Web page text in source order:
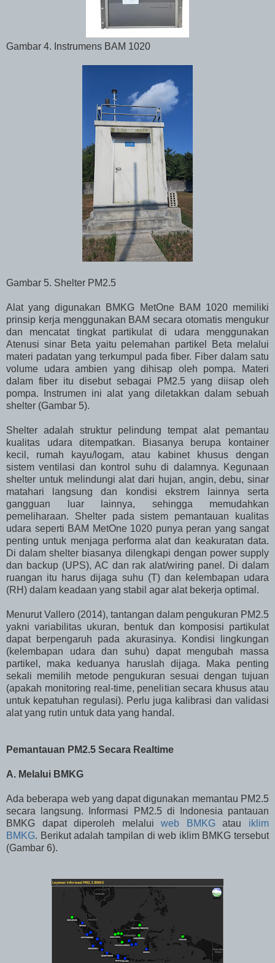
Gambar 4. Instrumens BAM 1020
Gambar 5. Shelter PM2.5
Alat yang digunakan BMKG MetOne BAM 1020 memiliki
prinsip kerja menggunakan BAM secara otomatis mengukur
dan mencatat tingkat partikulat di udara menggunakan
Atenusi sinar Beta yaitu pelemahan partikel Beta melalui
materi padatan yang terkumpul pada fiber. Fiber dalam satu
volume udara ambien yang dihisap oleh pompa. Materi
dalam fiber itu disebut sebagai PM2.5 yang diisap oleh
pompa. Instrumen ini alat yang diletakkan dalam sebuah
shelter (Gambar 5).
Shelter adalah struktur pelindung tempat alat pemantau
kualitas udara ditempatkan. Biasanya berupa kontainer
kecil, rumah kayu/logam, atau kabinet khusus dengan
sistem ventilasi dan kontrol suhu di dalamnya. Kegunaan
shelter untuk melindungi alat dari hujan, angin, debu, sinar
matahari langsung dan kondisi ekstrem lainnya serta
gangguan luar lainnya, sehingga memudahkan
pemeliharaan. Shelter pada sistem pemantauan kualitas
udara seperti BAM MetOne 1020 punya peran yang sangat
penting untuk menjaga performa alat dan keakuratan data.
Di dalam shelter biasanya dilengkapi dengan power supply
dan backup (UPS), AC dan rak alat/wiring panel. Di dalam
ruangan itu harus dijaga suhu (T) dan kelembapan udara
(RH) dalam keadaan yang stabil agar alat bekerja optimal.
Menurut Vallero (2014), tantangan dalam pengukuran PM2.5
yakni variabilitas ukuran, bentuk dan komposisi partikulat
dapat berpengaruh pada akurasinya. Kondisi lingkungan
(kelembapan udara dan suhu) dapat mengubah massa
partikel, maka keduanya haruslah dijaga. Maka penting
sekali memilih metode pengukuran sesuai dengan tujuan
(apakah monitoring real-time, penelitian secara khusus atau
untuk kepatuhan regulasi). Perlu juga kalibrasi dan validasi
alat yang rutin untuk data yang handal.
Pemantauan PM2.5 Secara Realtime
A. Melalui BMKG
Ada beberapa web yang dapat digunakan memantau PM2.5
secara langsung. Informasi PM2.5 di Indonesia pantauan
BMKG dapat diperoleh melaluiweb BMKGatau iklim
BMKG. Berikut adalah tampilan di web iklim BMKG tersebut
(Gambar 6).